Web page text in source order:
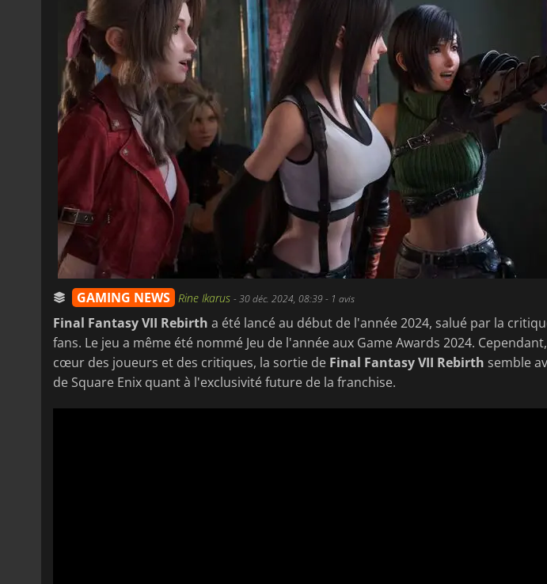
GAMING NEWS Rine Ikarus -30 déc. 2024, 08:39- 1 avis
Final Fantasy VII Rebirth a été lancé au début de l'année 2024, salué par la
fans. Le jeu a même été nommé Jeu de l'année aux Game Awards 2024.
cœur des joueurs et des critiques, la sortie de Final Fantasy VII Rebirth semble
de Square Enix quant à l'exclusivité future de la franchise.